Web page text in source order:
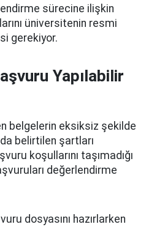
sürecine ilişkin
üniversitenin resmi
gerekiyor.
Yapılabilir
belgelerin eksiksiz şekilde
belirtilen şartları
koşullarını taşımadığı
değerlendirme
dosyasını hazırlarken